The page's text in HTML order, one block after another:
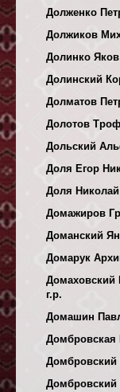
Долженко
Должиков
Долинко Яков
Долинский
Долматов
Долотов
Дольский
Доля Егор
Доля Николай
Домажиров
Доманский Ян
Домарук
Домаховский
г.р.
Домашин
Домбровская
Домбровский
Домбровский